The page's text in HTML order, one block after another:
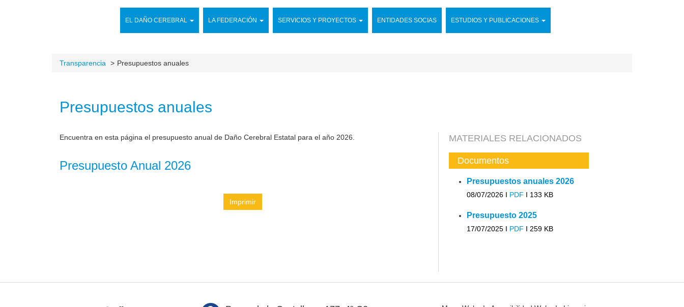
EL DAÑO CEREBRAL LA FEDERACIÓN SERVICIOS Y PROYECTOS ENTIDADES SOCIAS ESTUDIOS Y PUBLICACIONES
Transparencia Presupuestos anuales
Presupuestos anuales
Encuentra en esta página el presupuesto anual de Daño Cerebral Estatal para el año 2026.
Presupuesto Anual 2026
Imprimir
MATERIALES RELACIONADOS
Documentos
Presupuestos anuales 2026
08/07/2026 I PDF I 133 KB
Presupuesto 2025
17/07/2025 I PDF I 259 KB